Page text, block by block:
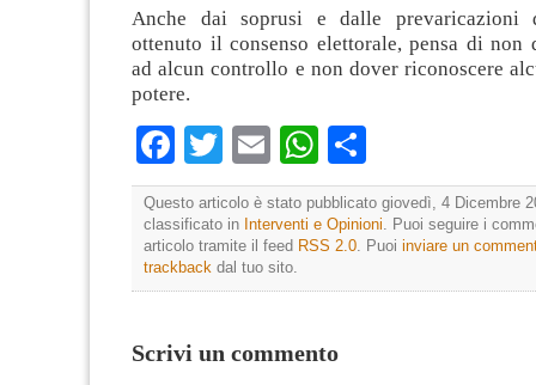
Anche dai soprusi e dalle prevaricazioni
ottenuto il consenso elettorale, pensa di non
ad alcun controllo e non dover riconoscere
potere.
Facebook
TwitterEmailWhatsApp
Questo articolo è stato pubblicato giovedì, 4 Dicembre
classificato in Interventi e Opinioni. Puoi seguire i
articolo tramite il feed RSS 2.0. Puoi inviare un
trackback dal tuo sito.
Scrivi un commento